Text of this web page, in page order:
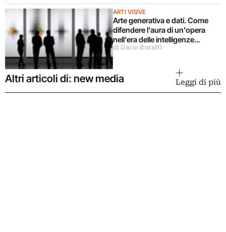
ARTI VISIVE
Arte generativa e dati. Come
difendere l’aura di un’opera
nell’era delle intelligenze
artificiali?
di Dario Buratti
Altri articoli di: new media Leggi di più